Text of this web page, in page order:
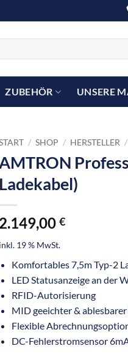
ZUBEHÖR UNSERE
/ SHOP / HERSTELLER /
Ladekabel)
2.149,00 €
inkl. 19 % MwSt.
Komfortables 7,5m Typ-2
LED Statusanzeige an der
RFID-Autorisierung
MID geeichter &
Flexible
DC-Fehlerstromsensor